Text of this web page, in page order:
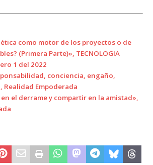
ética como motor de los proyectos o de
(Primera Parte)», TECNOLOGIA
1 del 2022
conciencia, engaño,
Realidad Empoderada
en el derrame y compartir en la amistad»,